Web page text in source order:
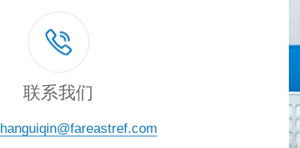
联系我们
hanguiqin@fareastref.com